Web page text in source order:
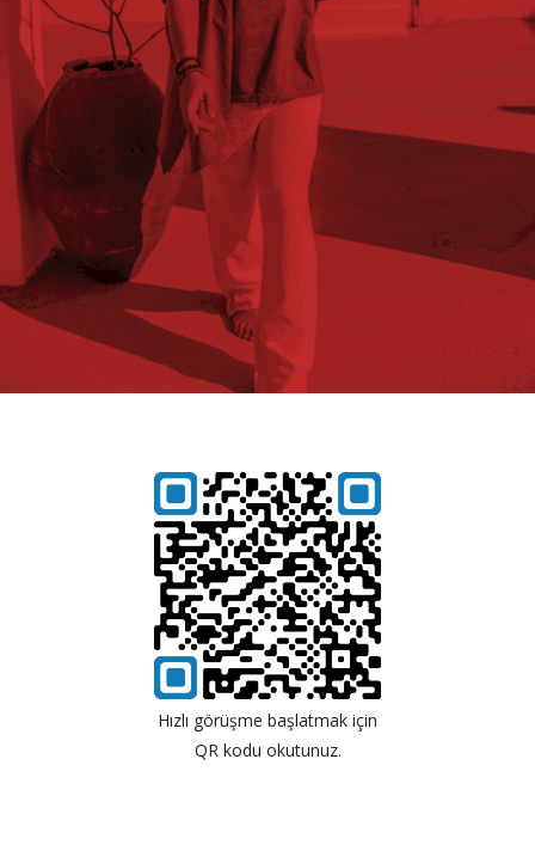
Hızlı görüşme başlatmak için
QR kodu okutunuz.